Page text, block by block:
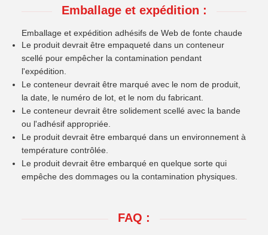
Emballage et expédition :
Emballage et expédition adhésifs de Web de fonte chaude
Le produit devrait être empaqueté dans un conteneur
scellé pour empêcher la contamination pendant
l'expédition.
Le conteneur devrait être marqué avec le nom de produit,
la date, le numéro de lot, et le nom du fabricant.
Le conteneur devrait être solidement scellé avec la bande
ou l'adhésif appropriée.
Le produit devrait être embarqué dans un environnement à
température contrôlée.
Le produit devrait être embarqué en quelque sorte qui
empêche des dommages ou la contamination physiques.
FAQ :